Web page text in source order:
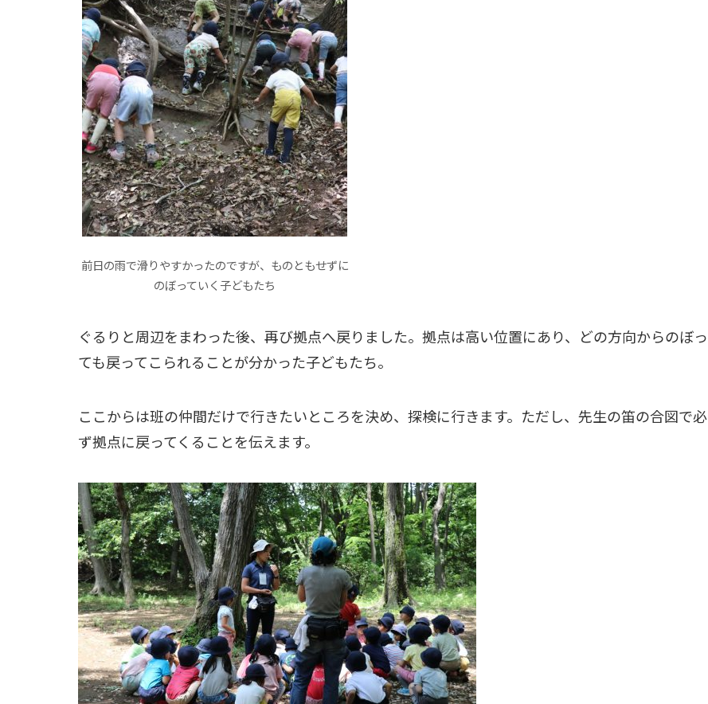
前日の雨で滑りやすかったのですが、ものともせずに
のぼっていく子どもたち
ぐるりと周辺をまわった後、再び拠点へ戻りました。拠点は高い位置にあり、どの方向からのぼっ
ても戻ってこられることが分かった子どもたち。
ここからは班の仲間だけで行きたいところを決め、探検に行きます。ただし、先生の笛の合図で必
ず拠点に戻ってくることを伝えます。